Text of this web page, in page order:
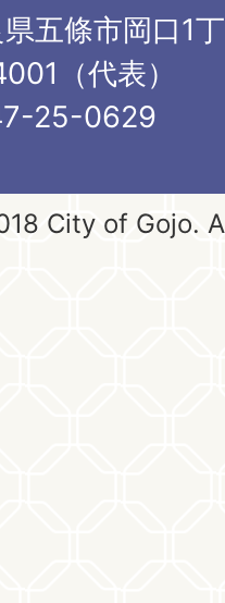
五條市岡口1
（代表）
25-0629
City of Gojo.